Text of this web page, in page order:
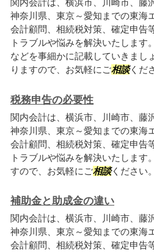
関内会計は、横浜市、川崎市、藤
神奈川県、東京～愛知までの東海
会計顧問、相続税対策、確定申告
トラブルや悩みを解決いたします
などを事細かに記載していきまし
りますので、お気軽にご相談くだ
税務申告の必要性
関内会計は、横浜市、川崎市、藤
神奈川県、東京～愛知までの東海
会計顧問、相続税対策、確定申告
トラブルや悩みを解決いたします
すので、お気軽にご相談ください。
補助金と助成金の違い
関内会計は、横浜市、川崎市、藤
神奈川県、東京～愛知までの東海
会計顧問、相続税対策、確定申告